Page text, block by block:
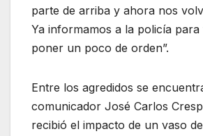
parte de arriba y ahora nos
Ya informamos a la policía
poner un poco de orden”.
Entre los agredidos se
comunicador José Carlos
recibió el impacto de un vaso